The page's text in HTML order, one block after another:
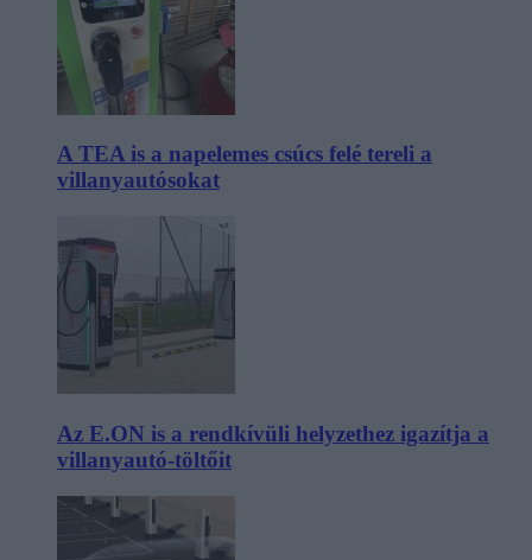
A TEA is a napelemes csúcs felé tereli a
villanyautósokat
Az E.ON is a rendkívüli helyzethez igazítja a
villanyautó-töltőit